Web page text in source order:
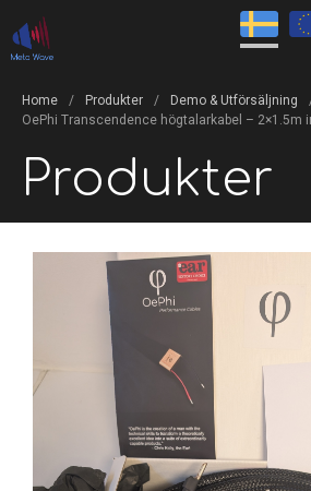
Startsida
Om Oss
Konto
Connects you to the music!
Home / Produkter / Demo & Utförsäljning
OePhi Transcendence högtalarkabel – 2×1.5m
Produkter